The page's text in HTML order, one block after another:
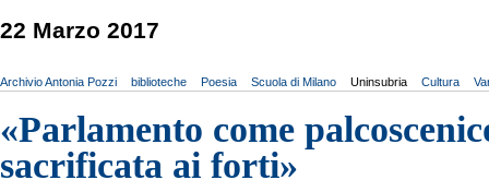
22 Marzo 2017
Archivio Antonia Pozzi biblioteche Poesia Scuola di Milano Uninsubria Cultura
«Parlamento come
sacrificata ai forti»